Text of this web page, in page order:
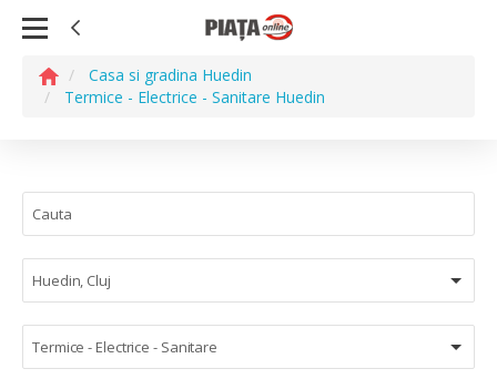
Casa si gradina Huedin
Termice - Electrice - Sanitare Huedin
Huedin, Cluj
Termice - Electrice - Sanitare